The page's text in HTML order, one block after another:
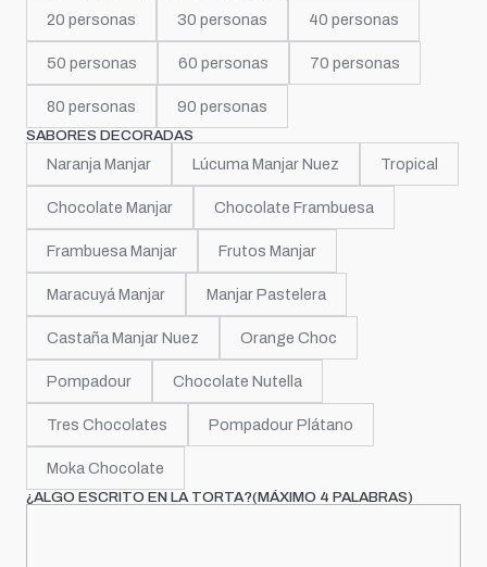
20 personas 30 personas 40 personas
50 personas 60 personas 70 personas
80 personas 90 personas
SABORES DECORADAS
Naranja Manjar Lúcuma Manjar Nuez Tropical
Chocolate Manjar Chocolate Frambuesa
Frambuesa Manjar Frutos Manjar
Maracuyá Manjar Manjar Pastelera
Castaña Manjar Nuez Orange Choc
Pompadour Chocolate Nutella
Tres Chocolates Pompadour Plátano
Moka Chocolate
¿ALGO ESCRITO EN LA TORTA?(MÁXIMO 4 PALABRAS)